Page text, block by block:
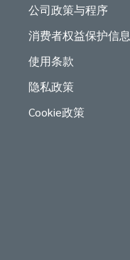
公司政策与程序
消费者权益保护信息
使用条款
隐私政策
Cookie政策